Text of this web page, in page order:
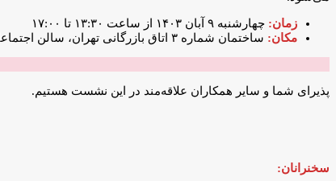
زمان: چهارشنبه ۹ آبان ۱۴۰۳ از ساعت ۱۳:۳۰ تا ۱۷:۰۰
مکان: ساختمان شماره ۳ اتاق بازرگانی تهران، سالن اجتماعات امین‌الضرب
پذیرای شما و سایر همکاران علاقه‌مند در این نشست هستیم.
سخنرانان: